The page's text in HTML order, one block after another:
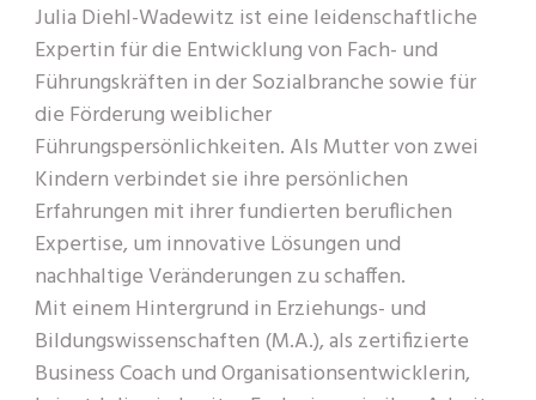
Julia Diehl-Wadewitz ist eine leidenschaftliche
Expertin für die Entwicklung von Fach- und
Führungskräften in der Sozialbranche sowie für
die Förderung weiblicher
Führungspersönlichkeiten. Als Mutter von zwei
Kindern verbindet sie ihre persönlichen
Erfahrungen mit ihrer fundierten beruflichen
Expertise, um innovative Lösungen und
nachhaltige Veränderungen zu schaffen.
Mit einem Hintergrund in Erziehungs- und
Bildungswissenschaften (M.A.), als zertifizierte
Business Coach und Organisationsentwicklerin,